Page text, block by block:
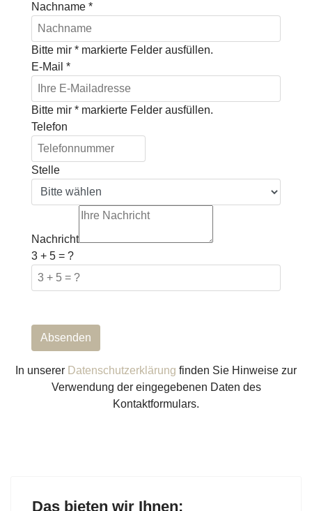
Nachname *
Bitte mir * markierte Felder ausfüllen.
E-Mail *
Bitte mir * markierte Felder ausfüllen.
Telefon
Stelle
Nachricht
3 + 5 = ?
Absenden
In unserer Datenschutzerklärung finden Sie Hinweise zur
Verwendung der eingegebenen Daten des
Kontaktformulars.
Das bieten wir Ihnen: